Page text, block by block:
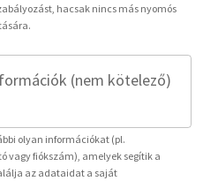
hacsak nincs más nyomós
(nem kötelező)
olyan információkat (pl.
vagy fiókszám), amelyek segítik a
az adataidat a saját